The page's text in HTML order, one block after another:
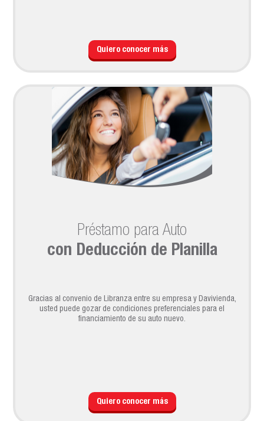
Quiero conocer más
Préstamo para Auto
con Deducción de Planilla
Gracias al convenio de Libranza entre su empresa y Davivienda,
usted puede gozar de condiciones preferenciales para el
financiamiento de su auto nuevo.
Quiero conocer más